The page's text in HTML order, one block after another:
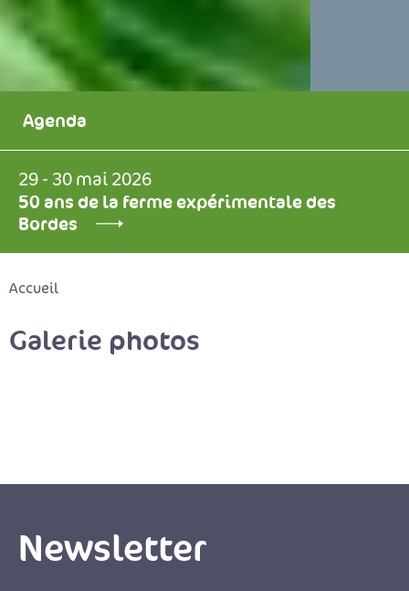
Agenda
29 - 30 mai 2026
50 ans de la ferme expérimentale des
Bordes
Accueil
Galerie photos
Newsletter